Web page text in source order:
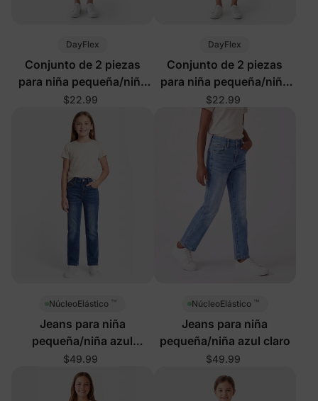
DayFlex
Conjunto de 2 piezas
para niña pequeña/niña
color rosa rosa
$22.99
DayFlex
Conjunto de 2 piezas
para niña pequeña/niña
color púrpura
$22.99
NúcleoElástico ™
Jeans para niña
pequeña/niña azul
profundo
$49.99
NúcleoElástico ™
Jeans para niña
pequeña/niña azul claro
$49.99